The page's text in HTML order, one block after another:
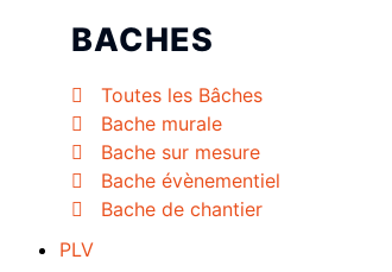
BACHES
Toutes les Bâches
Bache murale
Bache sur mesure
Bache évènementiel
Bache de chantier
PLV